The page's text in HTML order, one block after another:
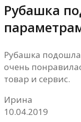
Рубашка
Рубашка
очень
товар и сервис.
Ирина
10.04.2019